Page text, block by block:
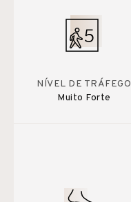
NÍVEL DE TRÁFEGO
Muito Forte